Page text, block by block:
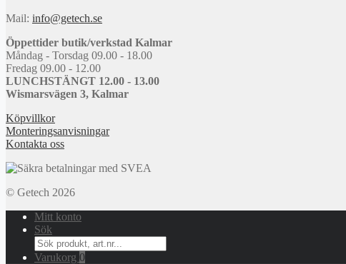
Mail: info@getech.se
Öppettider butik/verkstad Kalmar
Måndag - Torsdag 09.00 - 18.00
Fredag 09.00 - 12.00
LUNCHSTÄNGT 12.00 - 13.00
Wismarsvägen 3, Kalmar
Köpvillkor
Monteringsanvisningar
Kontakta oss
© Getech 2026
Mitt konto
Sök
Search
for:
Varukorg 0